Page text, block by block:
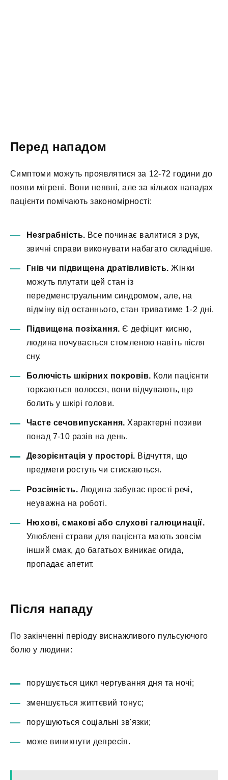
Перед нападом
Симптоми можуть проявлятися за 12-72 години до
появи мігрені. Вони неявні, але за кількох нападах
пацієнти помічають закономірності:
Незграбність. Все починає валитися з рук,
звичні справи виконувати набагато складніше.
Гнів чи підвищена дратівливість. Жінки
можуть плутати цей стан із
передменструальним синдромом, але, на
відміну від останнього, стан триватиме 1-2 дні.
Підвищена позіхання. Є дефіцит кисню,
людина почувається стомленою навіть після
сну.
Болючість шкірних покровів. Коли пацієнти
торкаються волосся, вони відчувають, що
болить у шкірі голови.
Часте сечовипускання. Характерні позиви
понад 7-10 разів на день.
Дезорієнтація у просторі. Відчуття, що
предмети ростуть чи стискаються.
Розсіяність.Людина забуває прості речі,
неуважна на роботі.
Нюхові, смакові або слухові галюцинації.
Улюблені страви для пацієнта мають зовсім
інший смак, до багатьох виникає огида,
пропадає апетит.
Після нападу
По закінченні періоду виснажливого пульсуючого
болю у людини:
порушується цикл чергування дня та ночі;
зменшується життєвий тонус;
порушуються соціальні зв'язки;
може виникнути депресія.